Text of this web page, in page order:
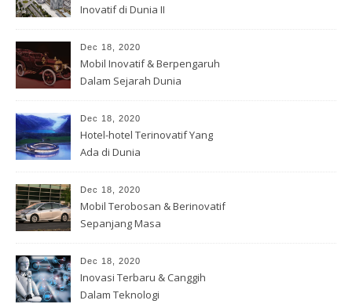
Inovatif di Dunia II
Dec 18, 2020
Mobil Inovatif & Berpengaruh
Dalam Sejarah Dunia
Dec 18, 2020
Hotel-hotel Terinovatif Yang
Ada di Dunia
Dec 18, 2020
Mobil Terobosan & Berinovatif
Sepanjang Masa
Dec 18, 2020
Inovasi Terbaru & Canggih
Dalam Teknologi